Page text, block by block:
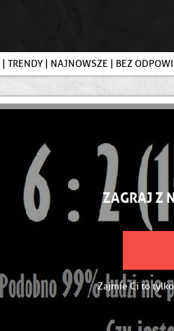
| TRENDY | NAJNOWSZE | BEZ
ZAGRAJ Z
Zajmie Ci to